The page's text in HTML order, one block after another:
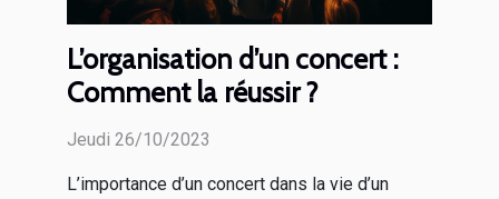
L’organisation d’un concert :
Comment la réussir ?
Jeudi 26/10/2023
L’importance d’un concert dans la vie d’un